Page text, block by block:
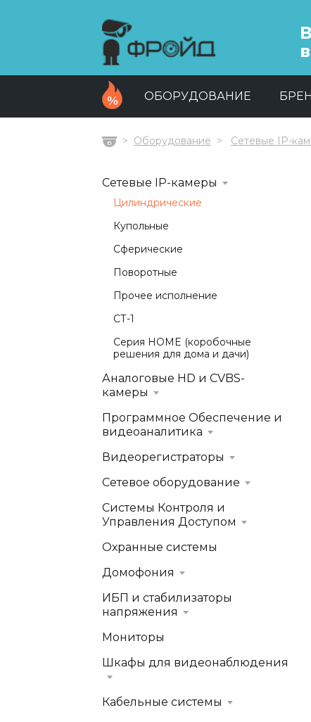
ОБОРУДОВАНИЕ
ГлавнаяОборудование Сетевые IP-
Сетевые IP-камеры
Цилиндрические
Купольные
Сферические
Поворотные
Прочее исполнение
СТ-1
Серия HOME (коробочные
решения для дома и дачи)
Аналоговые HD и CVBS-
камеры
Программное Обеспечение и
видеоаналитика
Видеорегистраторы
Сетевое оборудование
Системы Контроля и
Управления Доступом
Охранные системы
Домофония
ИБП и стабилизаторы
напряжения
Мониторы
Шкафы для видеонаблюдения
Кабельные системы